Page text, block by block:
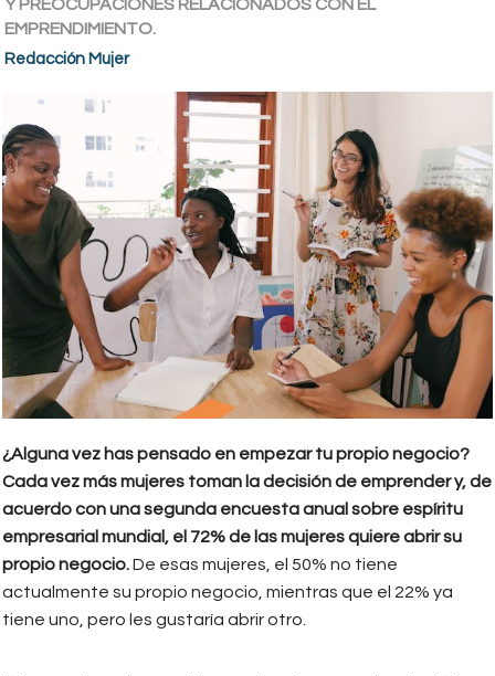
Y PREOCUPACIONES RELACIONADOS CON EL
EMPRENDIMIENTO.
Redacción Mujer
¿Alguna vez has pensado en empezar tu propio negocio?
Cada vez más mujeres toman la decisión de emprender y, de
acuerdo con una segunda encuesta anual sobre espíritu
empresarial mundial, el 72% de las mujeres quiere abrir su
propio negocio.De esas mujeres, el 50% no tiene
actualmente su propio negocio, mientras que el 22% ya
tiene uno, pero les gustaría abrir otro.